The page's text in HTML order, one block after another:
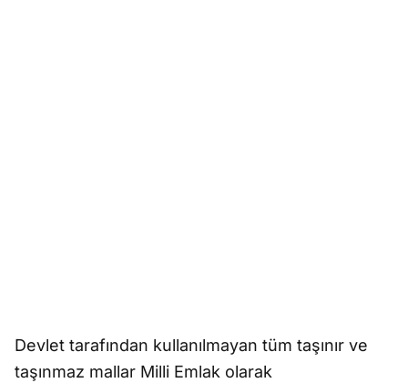
Devlet tarafından kullanılmayan tüm taşınır ve
taşınmaz mallar Milli Emlak olarak